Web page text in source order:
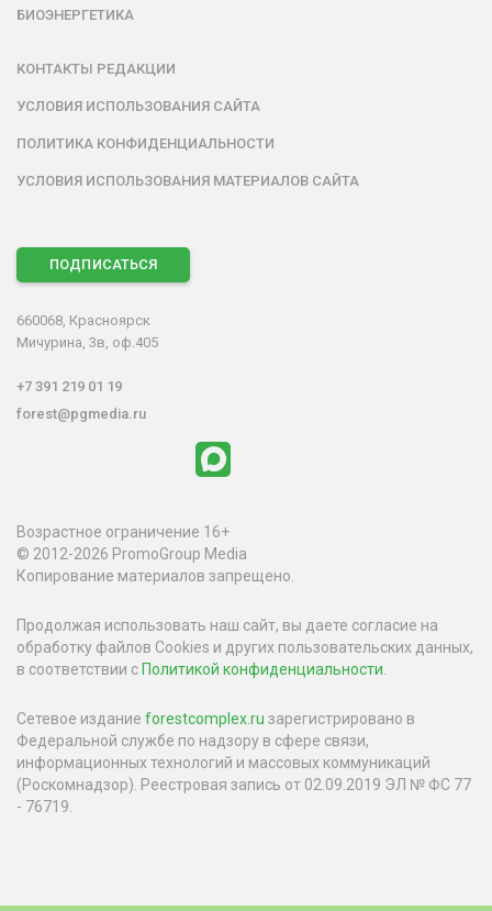
БИОЭНЕРГЕТИКА
КОНТАКТЫ РЕДАКЦИИ
УСЛОВИЯ ИСПОЛЬЗОВАНИЯ САЙТА
ПОЛИТИКА КОНФИДЕНЦИАЛЬНОСТИ
УСЛОВИЯ ИСПОЛЬЗОВАНИЯ МАТЕРИАЛОВ САЙТА
ПОДПИСАТЬСЯ
660068, Красноярск
Мичурина, 3в, оф.405
+7 391 219 01 19
forest@pgmedia.ru
Возрастное ограничение 16+
© 2012-2026 PromoGroup Media
Копирование материалов запрещено.
Продолжая использовать наш сайт, вы даете согласие на
обработку файлов Cookies и других пользовательских данных,
в соответствии с Политикой конфиденциальности.
Сетевое издание forestcomplex.ru зарегистрировано в
Федеральной службе по надзору в сфере связи,
информационных технологий и массовых коммуникаций
(Роскомнадзор). Реестровая запись от 02.09.2019 ЭЛ № ФС 77
- 76719.